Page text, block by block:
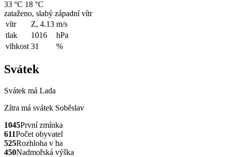
33 °C 18 °C
zataženo, slabý západní vítr
vítr
Z, 4.13 m/s
tlak
1016
hPa
vlhkost 31 %
Svátek
Svátek má Lada
Zítra má svátek Soběslav
1045První zmínka
611Počet obyvatel
525Rozhloha v ha
450Nadmořská výška